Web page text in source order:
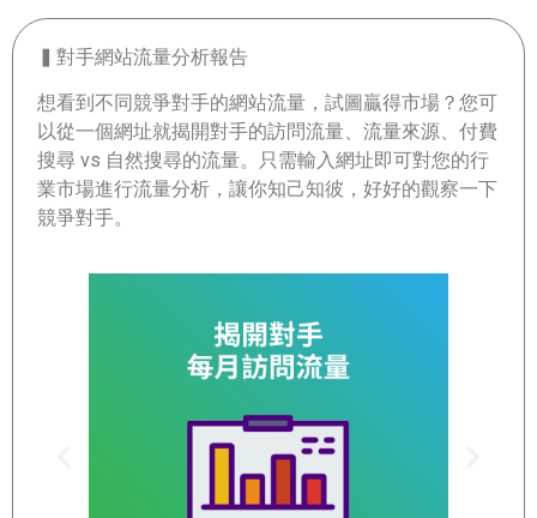
▍對手網站流量分析報告
想看到不同競爭對手的網站流量，試圖贏得市場？您可
以從一個網址就揭開對手的訪問流量、流量來源、付費
搜尋 vs 自然搜尋的流量。只需輸入網址即可對您的行
業市場進行流量分析，讓你知己知彼，好好的觀察一下
競爭對手。